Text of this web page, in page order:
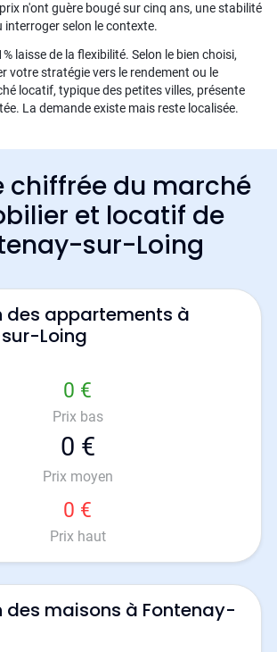
n'ont guère bougé sur cinq ans, une stabilité
interroger selon le contexte.
laisse de la flexibilité. Selon le bien choisi,
votre stratégie vers le rendement ou le
locatif, typique des petites villes, présente
La demande existe mais reste localisée.
chiffrée du marché
et locatif de
sur-Loing
des appartements à
Loing
0 €
Prix bas
0 €
Prix moyen
0 €
Prix haut
des maisons à Fontenay-